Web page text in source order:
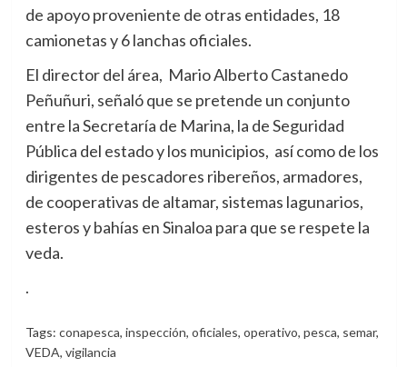
de apoyo proveniente de otras entidades, 18
camionetas y 6 lanchas oficiales.
El director del área, Mario Alberto Castanedo
Peñuñuri, señaló que se pretende un conjunto
entre la Secretaría de Marina, la de Seguridad
Pública del estado y los municipios, así como de los
dirigentes de pescadores ribereños, armadores,
de cooperativas de altamar, sistemas lagunarios,
esteros y bahías en Sinaloa para que se respete la
veda.
.
Tags: conapesca, inspección, oficiales, operativo, pesca, semar,
VEDA, vigilancia